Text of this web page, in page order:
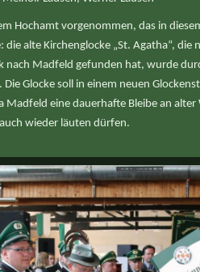
Hochamt vorgenommen, das in
alte Kirchenglocke „St. Agatha“, die
nach Madfeld gefunden hat, wurde
Die Glocke soll in einem neuen
Madfeld eine dauerhafte Bleibe an
wieder läuten dürfen.